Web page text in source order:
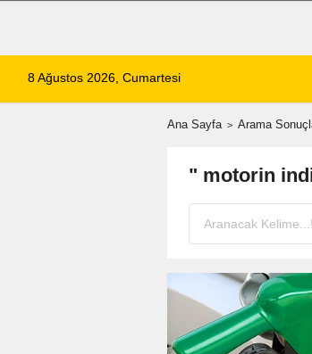
8 Ağustos 2026, Cumartesi
Ana Sayfa Arama
" motorin